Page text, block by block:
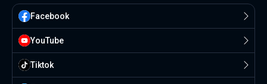
Facebook
YouTube
Tiktok